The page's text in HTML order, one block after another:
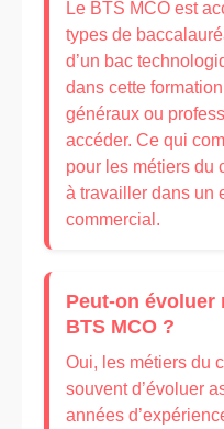
Le BTS MCO est
types de
d’un bac
dans cette
généraux ou
accéder. Ce qui
pour les métiers du
à travailler dans un
commercial.
Peut-on évoluer
BTS MCO ?
Oui, les métiers du
souvent d’évoluer
années